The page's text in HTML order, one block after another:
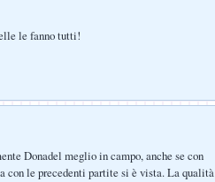
le fanno tutti!
Donadel meglio in campo, anche se con
con le precedenti partite si è vista. La qualità